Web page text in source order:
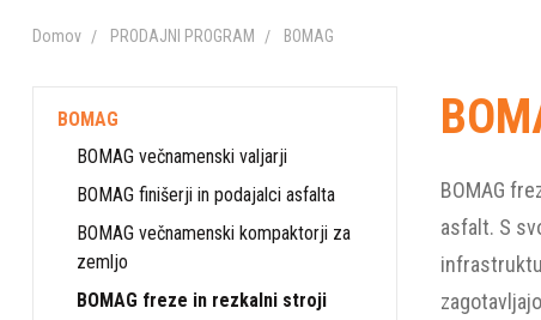
Domov PRODAJNI PROGRAM BOMAG
BOMAG
BOMAG večnamenski valjarji
BOMAG finišerji in podajalci asfalta
BOMAG večnamenski kompaktorji za
zemljo
BOMAG freze in rezkalni stroji
BOMAG
asfalt. S